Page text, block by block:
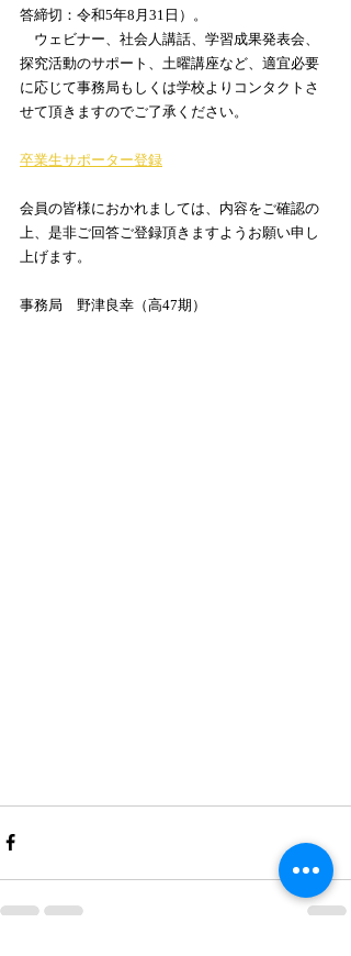
答締切：令和5年8月31日）。
ウェビナー、社会人講話、学習成果発表会、
探究活動のサポート、土曜講座など、適宜必要
に応じて事務局もしくは学校よりコンタクトさ
せて頂きますのでご了承ください。
卒業生サポーター登録
会員の皆様におかれましては、内容をご確認の
上、是非ご回答ご登録頂きますようお願い申し
上げます。
事務局　野津良幸（高47期）